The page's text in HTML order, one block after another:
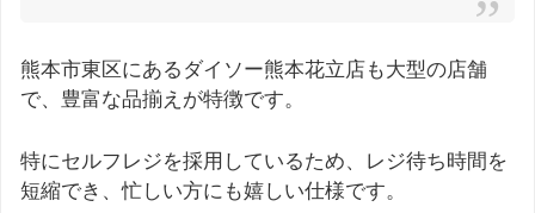
熊本市東区にあるダイソー熊本花立店も大型の店舗
で、豊富な品揃えが特徴です。
特にセルフレジを採用しているため、レジ待ち時間を
短縮でき、忙しい方にも嬉しい仕様です。